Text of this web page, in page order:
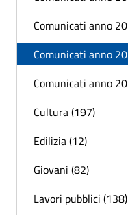
Comunicati anno
Comunicati anno
Comunicati anno
Cultura (197)
Edilizia (12)
Giovani (82)
Lavori pubblici (138)